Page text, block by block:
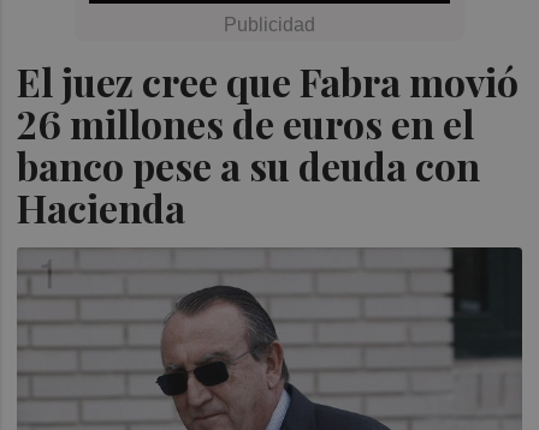
El juez cree que Fabra movió
26 millones de euros en el
banco pese a su deuda con
Hacienda